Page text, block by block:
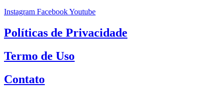
Instagram FacebookYoutube
Políticas de Privacidade
Termo de Uso
Contato